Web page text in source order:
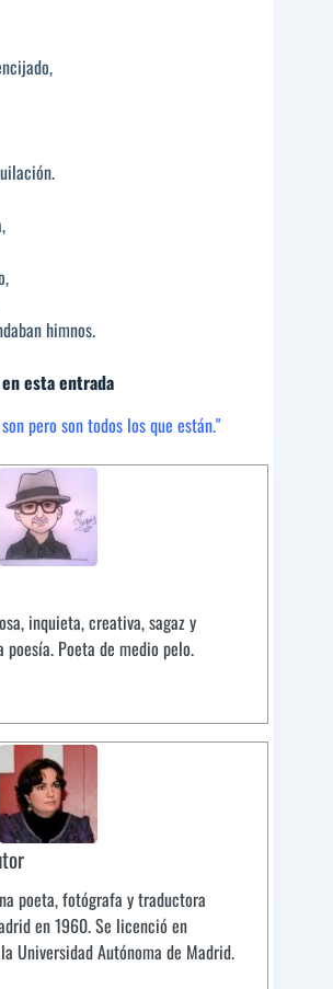
himnos.
esta entrada
pero son todos los que están."
inquieta, creativa, sagaz y
poesía. Poeta de medio pelo.
poeta, fotógrafa y traductora
en 1960. Se licenció en
Universidad Autónoma de Madrid.